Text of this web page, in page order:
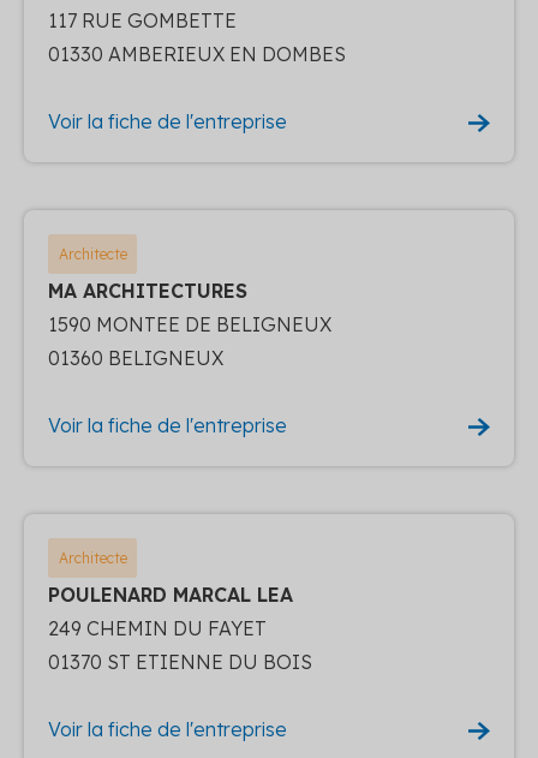
117 RUE GOMBETTE
01330 AMBERIEUX EN DOMBES
Voir la fiche de l'entreprise
Architecte
MA ARCHITECTURES
1590 MONTEE DE BELIGNEUX
01360 BELIGNEUX
Voir la fiche de l'entreprise
Architecte
POULENARD MARCAL LEA
249 CHEMIN DU FAYET
01370 ST ETIENNE DU BOIS
Voir la fiche de l'entreprise